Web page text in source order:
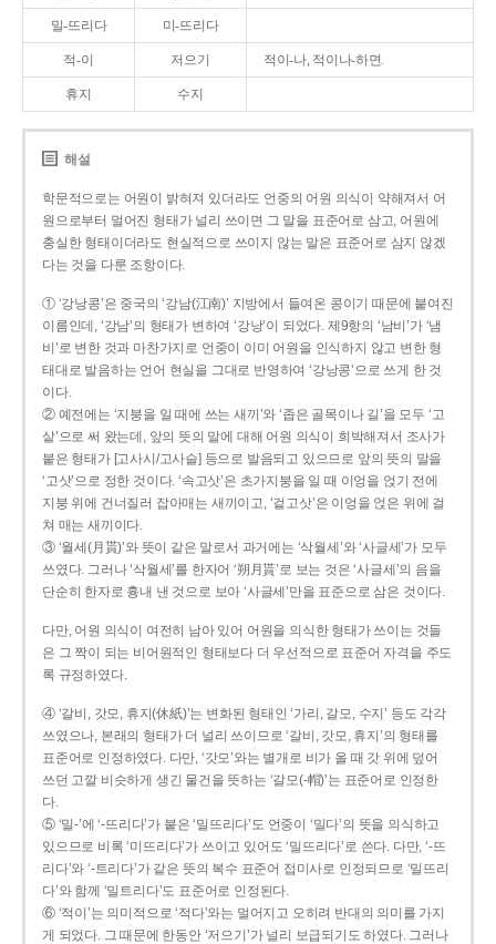
밀-뜨리다 미-뜨리다
적-이 저으기 적이-나, 적이나-하면.
휴지 수지
해설
학문적으로는 어원이 밝혀져 있더라도 언중의 어원 의식이 약해져서 어
원으로부터 멀어진 형태가 널리 쓰이면 그 말을 표준어로 삼고, 어원에
충실한 형태이더라도 현실적으로 쓰이지 않는 말은 표준어로 삼지 않겠
다는 것을 다룬 조항이다.
① ‘강낭콩’은 중국의 ‘강남(江南)’ 지방에서 들여온 콩이기 때문에 붙여진
이름인데, ‘강남’의 형태가 변하여 ‘강낭’이 되었다. 제9항의 ‘남비’가 ‘냄
비’로 변한 것과 마찬가지로 언중이 이미 어원을 인식하지 않고 변한 형
태대로 발음하는 언어 현실을 그대로 반영하여 ‘강낭콩’으로 쓰게 한 것
이다.
② 예전에는 ‘지붕을 일 때에 쓰는 새끼’와 ‘좁은 골목이나 길’을 모두 ‘고
샅’으로 써 왔는데, 앞의 뜻의 말에 대해 어원 의식이 희박해져서 조사가
붙은 형태가 [고사시/고사슬] 등으로 발음되고 있으므로 앞의 뜻의 말을
‘고삿’으로 정한 것이다. ‘속고삿’은 초가지붕을 일 때 이엉을 얹기 전에
지붕 위에 건너질러 잡아매는 새끼이고, ‘겉고삿’은 이엉을 얹은 위에 걸
쳐 매는 새끼이다.
③ ‘월세(月貰)’와 뜻이 같은 말로서 과거에는 ‘삭월세’와 ‘사글세’가 모두
쓰였다. 그러나 ‘삭월세’를 한자어 ‘朔月貰’로 보는 것은 ‘사글세’의 음을
단순히 한자로 흉내 낸 것으로 보아 ‘사글세’만을 표준으로 삼은 것이다.
다만, 어원 의식이 여전히 남아 있어 어원을 의식한 형태가 쓰이는 것들
은 그 짝이 되는 비어원적인 형태보다 더 우선적으로 표준어 자격을 주도
록 규정하였다.
④ ‘갈비, 갓모, 휴지(休紙)’는 변화된 형태인 ‘가리, 갈모, 수지’ 등도 각각
쓰였으나, 본래의 형태가 더 널리 쓰이므로 ‘갈비, 갓모, 휴지’의 형태를
표준어로 인정하였다. 다만, ‘갓모’와는 별개로 비가 올 때 갓 위에 덮어
쓰던 고깔 비슷하게 생긴 물건을 뜻하는 ‘갈모(-帽)’는 표준어로 인정한
다.
⑤ ‘밀-’에 ‘-뜨리다’가 붙은 ‘밀뜨리다’도 언중이 ‘밀다’의 뜻을 의식하고
있으므로 비록 ‘미뜨리다’가 쓰이고 있어도 ‘밀뜨리다’로 쓴다. 다만, ‘-뜨
리다’와 ‘-트리다’가 같은 뜻의 복수 표준어 접미사로 인정되므로 ‘밀뜨리
다’와 함께 ‘밀트리다’도 표준어로 인정된다.
⑥ ‘적이’는 의미적으로 ‘적다’와는 멀어지고 오히려 반대의 의미를 가지
게 되었다. 그 때문에 한동안 ‘저으기’가 널리 보급되기도 하였다. 그러나